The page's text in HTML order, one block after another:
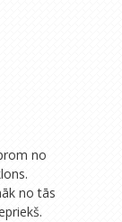
no
no tās